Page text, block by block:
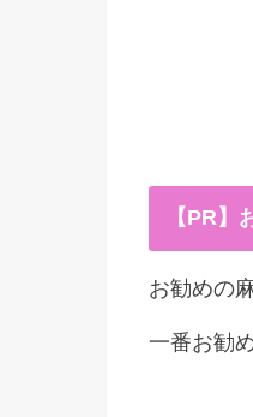
【PR
お勧めの
一番お勧